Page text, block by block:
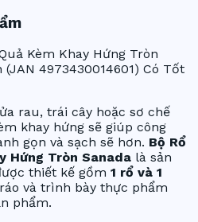
Kèm Khay Hứng Tròn
4973430014601) Có Tốt
rau, trái cây hoặc sơ chế
khay hứng sẽ giúp công
gọn và sạch sẽ hơn. Bộ Rổ
Hứng Tròn Sanada là sản
thiết kế gồm 1 rổ và 1
và trình bày thực phẩm
phẩm.